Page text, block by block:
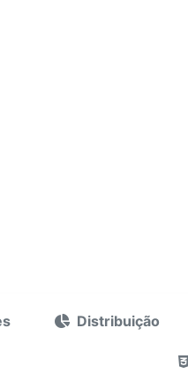
Distribuição